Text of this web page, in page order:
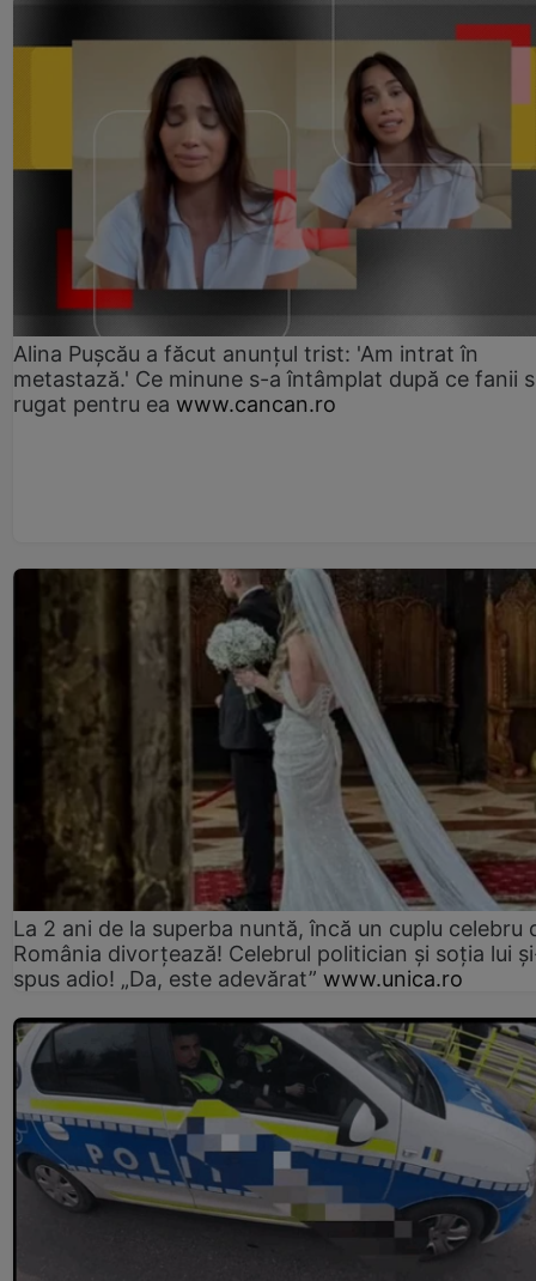
Alina Pușcău a făcut anunțul trist: 'Am intrat în
metastază.' Ce minune s-a întâmplat după ce fanii
rugat pentru ea www.cancan.ro
La 2 ani de la superba nuntă, încă un cuplu celebru
România divorțează! Celebrul politician și soția lui
spus adio! „Da, este adevărat” www.unica.ro